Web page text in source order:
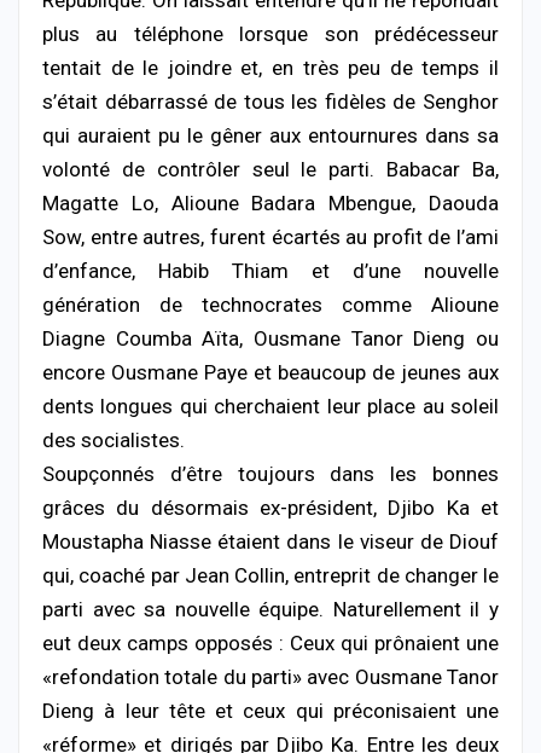
plus au téléphone lorsque son prédécesseur
tentait de le joindre et, en très peu de temps il
s’était débarrassé de tous les fidèles de Senghor
qui auraient pu le gêner aux entournures dans sa
volonté de contrôler seul le parti. Babacar Ba,
Magatte Lo, Alioune Badara Mbengue, Daouda
Sow, entre autres, furent écartés au profit de l’ami
d’enfance, Habib Thiam et d’une nouvelle
génération de technocrates comme Alioune
Diagne Coumba Aïta, Ousmane Tanor Dieng ou
encore Ousmane Paye et beaucoup de jeunes aux
dents longues qui cherchaient leur place au soleil
des socialistes.
Soupçonnés d’être toujours dans les bonnes
grâces du désormais ex-président, Djibo Ka et
Moustapha Niasse étaient dans le viseur de Diouf
qui, coaché par Jean Collin, entreprit de changer le
parti avec sa nouvelle équipe. Naturellement il y
eut deux camps opposés : Ceux qui prônaient une
«refondation totale du parti» avec Ousmane Tanor
Dieng à leur tête et ceux qui préconisaient une
«réforme» et dirigés par Djibo Ka. Entre les deux